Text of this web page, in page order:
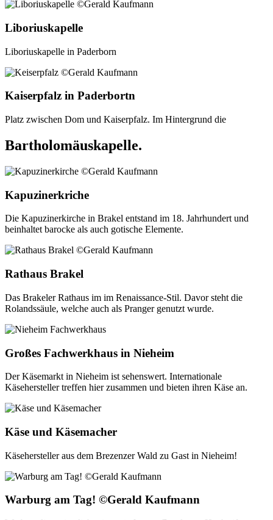
Liboriuskapelle
Liboriuskapelle in Paderborn
Kaiserpfalz in Paderbortn
Platz zwischen Dom und Kaiserpfalz. Im Hintergrund die
Bartholomäuskapelle.
Kapuzinerkriche
Die Kapuzinerkirche in Brakel entstand im 18. Jahrhundert und
beinhaltet barocke als auch gotische Elemente.
Rathaus Brakel
Das Brakeler Rathaus im im Renaissance-Stil. Davor steht die
Rolandssäule, welche auch als Pranger genutzt wurde.
Großes Fachwerkhaus in Nieheim
Der Käsemarkt in Nieheim ist sehenswert. Internationale
Käsehersteller treffen hier zusammen und bieten ihren Käse an.
Käse und Käsemacher
Käsehersteller aus dem Brezenzer Wald zu Gast in Nieheim!
Warburg am Tag! ©Gerald Kaufmann